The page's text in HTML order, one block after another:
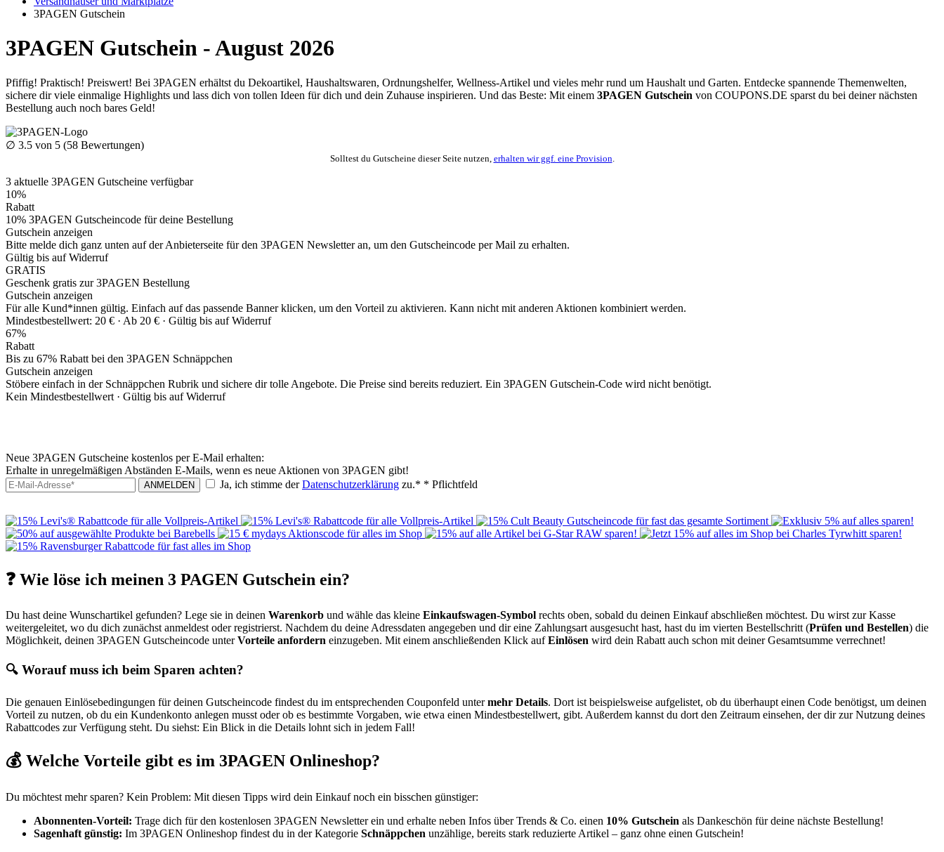
3PAGEN Gutschein
3PAGEN Gutschein - August 2026
Pfiffig! Praktisch! Preiswert! Bei 3PAGEN erhältst du Dekoartikel, Haushaltswaren, Ordnungshelfer, Wellness-Artikel und vieles mehr rund um Haushalt und Garten. Entdecke spannende Themenwelten,
sichere dir viele einmalige Highlights und lass dich von tollen Ideen für dich und dein Zuhause inspirieren. Und das Beste: Mit einem 3PAGEN Gutschein von COUPONS.DE sparst du bei deiner nächsten
Bestellung auch noch bares Geld!
∅ 3.5 von 5 (58 Bewertungen)
Solltest du Gutscheine dieser Seite nutzen, erhalten wir ggf. eine Provision
3 aktuelle 3PAGEN Gutscheine verfügbar
10%
Rabatt
10% 3PAGEN Gutscheincode für deine Bestellung
Gutschein anzeigen
Bitte melde dich ganz unten auf der Anbieterseite für den 3PAGEN Newsletter an, um den Gutscheincode per Mail zu erhalten.
Gültig bis auf Widerruf
GRATIS
Geschenk gratis zur 3PAGEN Bestellung
Gutschein anzeigen
Für alle Kund*innen gültig. Einfach auf das passende Banner klicken, um den Vorteil zu aktivieren. Kann nicht mit anderen Aktionen kombiniert werden.
Mindestbestellwert: 20 € · Ab 20 € · Gültig bis auf Widerruf
67%
Rabatt
Bis zu 67% Rabatt bei den 3PAGEN Schnäppchen
Gutschein anzeigen
Stöbere einfach in der Schnäppchen Rubrik und sichere dir tolle Angebote. Die Preise sind bereits reduziert. Ein 3PAGEN Gutschein-Code wird nicht benötigt.
Kein Mindestbestellwert · Gültig bis auf Widerruf
Neue 3PAGEN Gutscheine kostenlos per E-Mail erhalten:
Erhalte in unregelmäßigen Abständen E-Mails, wenn es neue Aktionen von 3PAGEN gibt!
ANMELDEN Ja, ich stimme derDatenschutzerklärung zu.* * Pflichtfeld
❓ Wie löse ich meinen 3 PAGEN Gutschein ein?
Du hast deine Wunschartikel gefunden? Lege sie in deinen Warenkorb und wähle das kleine Einkaufswagen-Symbol rechts oben, sobald du deinen Einkauf abschließen möchtest. Du wirst zur Kasse
weitergeleitet, wo du dich zunächst anmeldest oder registrierst. Nachdem du deine Adressdaten angegeben und dir eine Zahlungsart ausgesucht hast, hast du im vierten Bestellschritt (Prüfen und Bestellen) die
Möglichkeit, deinen 3PAGEN Gutscheincode unterVorteile anfordern einzugeben. Mit einem anschließenden Klick aufEinlösen wird dein Rabatt auch schon mit deiner Gesamtsumme verrechnet!
🔍 Worauf muss ich beim Sparen achten?
Die genauen Einlösebedingungen für deinen Gutscheincode findest du im entsprechenden Couponfeld untermehr Details. Dort ist beispielsweise aufgelistet, ob du überhaupt einen Code benötigst, um deinen
Vorteil zu nutzen, ob du ein Kundenkonto anlegen musst oder ob es bestimmte Vorgaben, wie etwa einen Mindestbestellwert, gibt. Außerdem kannst du dort den Zeitraum einsehen, der dir zur Nutzung deines
Rabattcodes zur Verfügung steht. Du siehst: Ein Blick in die Details lohnt sich in jedem Fall!
💰 Welche Vorteile gibt es im 3PAGEN Onlineshop?
Du möchtest mehr sparen? Kein Problem: Mit diesen Tipps wird dein Einkauf noch ein bisschen günstiger:
Abonnenten-Vorteil: Trage dich für den kostenlosen 3PAGEN Newsletter ein und erhalte neben Infos über Trends & Co. einen 10% Gutschein als Dankeschön für deine nächste Bestellung!
Sagenhaft günstig: Im 3PAGEN Onlineshop findest du in der Kategorie Schnäppchen unzählige, bereits stark reduzierte Artikel – ganz ohne einen Gutschein!